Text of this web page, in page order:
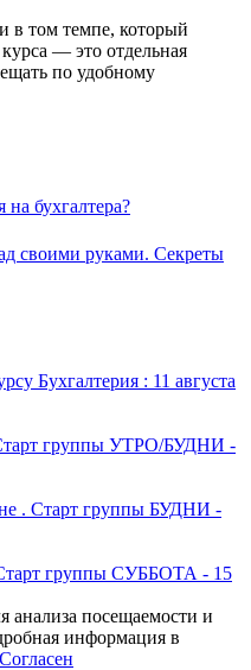
в том темпе, который
— это отдельная
по удобному
на бухгалтера?
своими руками. Секреты
Бухгалтерия : 11 августа
группы УТРО/БУДНИ -
. Старт группы БУДНИ -
группы СУББОТА - 15
анализа посещаемости и
информация в
Согласен